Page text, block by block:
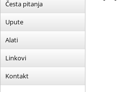
Česta pitanja
Upute
Alati
Linkovi
Kontakt